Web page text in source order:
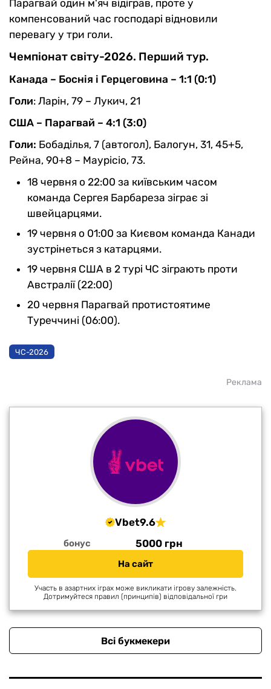
Парагвай один м'яч відіграв, проте у
компенсований час господарі відновили
перевагу у три голи.
Чемпіонат світу-2026. Перший тур.
Канада – Боснія і Герцеговина – 1:1 (0:1)
Голи: Ларін, 79 – Лукич, 21
США – Парагвай – 4:1 (3:0)
Голи: Бобаділья, 7 (автогол), Балогун, 31, 45+5,
Рейна, 90+8 – Маурісіо, 73.
18 червня о 22:00 за київським часом
команда Сергея Барбареза зіграє зі
швейцарцями.
19 червня о 01:00 за Києвом команда Канади
зустрінеться з катарцями.
19 червня США в 2 турі ЧС зіграють проти
Австралії (22:00)
20 червня Парагвай протистоятиме
Туреччині (06:00).
ЧС-2026
Реклама
Vbet9.6
бонус 5000 грн
На сайт
Участь в азартних іграх може викликати ігрову залежність.
Дотримуйтеся правил (принципів) відповідальної гри
Всі букмекери